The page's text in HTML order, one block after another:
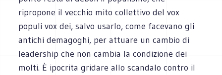
ripropone il vecchio mito collettivo del vox
populi vox dei, salvo usarlo, come facevano gli
antichi demagoghi, per attuare un cambio di
leadership che non cambia la condizione dei
molti. È ipocrita gridare allo scandalo contro il